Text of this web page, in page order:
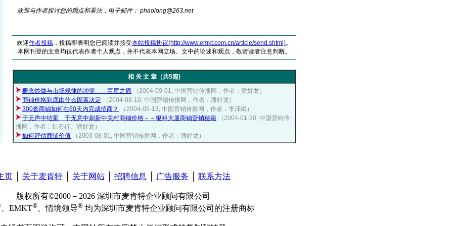
欢迎与作者探讨您的观点和看法，电子邮件： phaolong@263.net
欢迎作者投稿 ，投稿即表明您已阅读并接受本站投稿协议(http://www.emkt.com.cn/article/send.shtml)。
本网刊登的文章均仅代表作者个人观点，并不代表本网立场。文中的论述和观点，敬请读者注意判断。
相 关 文 章（共5篇)
概念炒做与市场规律的冲突－－巨库之痛
（2004-09-01, 中国营销传播网，作者：潘好龙）
商铺价格到底由什么因素决定
（2004-08-10, 中国营销传播网，作者：潘好龙）
300套商铺如何在60天内完成招商？
（2004-05-13, 中国营销传播网，作者：李泽斌）
于无声中结案 于无意中刷新中关村商铺价格－－银科大厦商铺营销秘籍
（2004-01-30, 中国营销传
播网，作者：红石行、潘好龙）
如何评估商铺价值
（2003-08-01, 中国营销传播网，作者：潘好龙）
页│ 关于麦肯特│ 关于网站│ 招聘信息 广告服务 联系方法
版权所有©2000－2026 深圳市麦肯特企业顾问有限公司
、EMKT® 、情境领导® 均为深圳市麦肯特企业顾问有限公司的注册商标